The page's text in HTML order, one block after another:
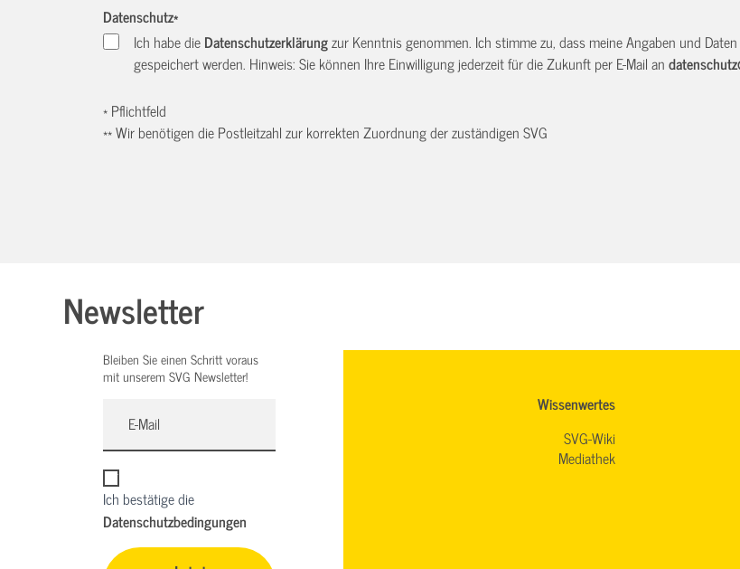
Datenschutz*
Ich habe dieDatenschutzerklärungzur Kenntnis genommen. Ich stimme zu, dass meine Angaben und
gespeichert werden. Hinweis: Sie können Ihre Einwilligung jederzeit für die Zukunft per E-Mail an
* Pflichtfeld
** Wir benötigen die Postleitzahl zur korrekten Zuordnung der zuständigen SVG
Newsletter
Bleiben Sie einen Schritt voraus
mit unserem SVG Newsletter!
Ich bestätige die
Datenschutzbedingungen
Wissenwertes
SVG-Wiki
Mediathek